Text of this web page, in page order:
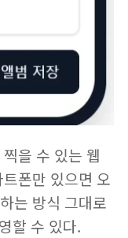
을 수 있는 웹
폰만 있으면 오
는 방식 그대로
할 수 있다.